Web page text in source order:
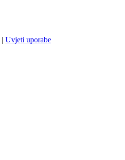
| Uvjeti uporabe